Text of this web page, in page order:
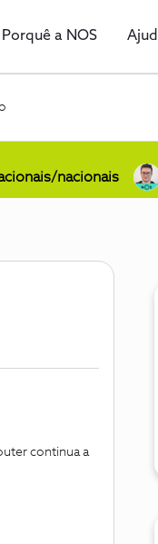
Porquê a NOS
nacionais
continua a